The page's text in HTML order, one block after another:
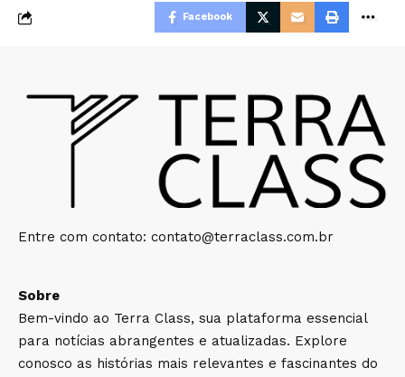
Facebook
Entre com contato: contato@terraclass.com.br
Sobre
Bem-vindo ao Terra Class, sua plataforma essencial
para notícias abrangentes e atualizadas. Explore
conosco as histórias mais relevantes e fascinantes do